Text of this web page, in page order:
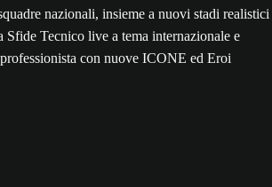
nazionali, insieme a nuovi stadi realistici
Tecnico live a tema internazionale e
con nuove ICONE ed Eroi